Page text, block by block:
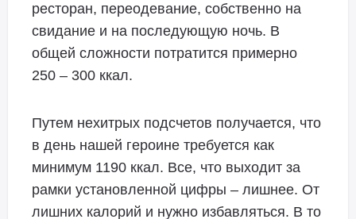
ресторан, переодевание, собственно на
свидание и на последующую ночь. В
общей сложности потратится примерно
250 – 300 ккал.
Путем нехитрых подсчетов получается, что
в день нашей героине требуется как
минимум 1190 ккал. Все, что выходит за
рамки установленной цифры – лишнее. От
лишних калорий и нужно избавляться. В то